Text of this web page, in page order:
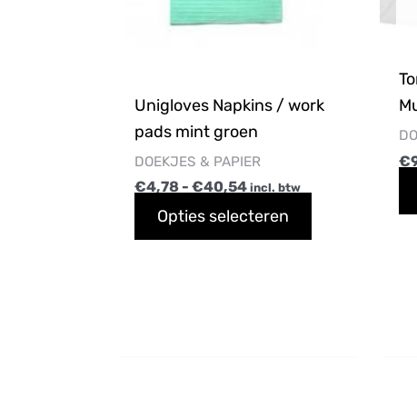
Unigloves Napkins / work
pads mint groen
DOEKJES & PAPIER
€4,78 - €40,54 incl. btw
Opties selecteren
de
€